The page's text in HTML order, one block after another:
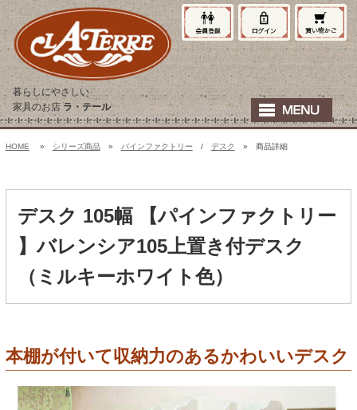
暮らしにやさしい
家具のお店ラ・テール
HOME » シリーズ商品» パインファクトリー / デスク » 商品詳細
デスク 105幅 【パインファクトリー
】バレンシア105上置き付デスク
（ミルキーホワイト色）
本棚が付いて収納力のあるかわいいデスク